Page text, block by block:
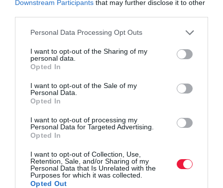
Downstream Participants that may further disclose it to other
Please note that this website/app uses one or more Google
not limited to your visit or usage behaviour. You may click to
grant or deny consent to Google and its third-party tags to
use your data for below specified purposes in below Google
consent section.
Personal Data Processing Opt Outs
I want to opt-out of the Sharing of my
personal data.
Opted In
I want to opt-out of the Sale of my
Personal Data.
Opted In
I want to opt-out of processing my
Personal Data for Targeted Advertising.
Opted In
I want to opt-out of Collection, Use,
Retention, Sale, and/or Sharing of my
Personal Data that Is Unrelated with the
Purposes for which it was collected.
Opted Out
FOGYASZTÓVÉDELEM
Felszámolták a koszfészket, újra megnyithatott a
sütöde
A Nemzeti Élelmiszerlánc-biztonsági Hivatal ellenőrei súlyos
élelmiszerbiztonsági kockázatokat azonosítottak egy baracskai
tevékenységét…